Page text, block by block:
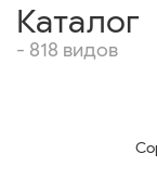
Каталог
- 818 видов